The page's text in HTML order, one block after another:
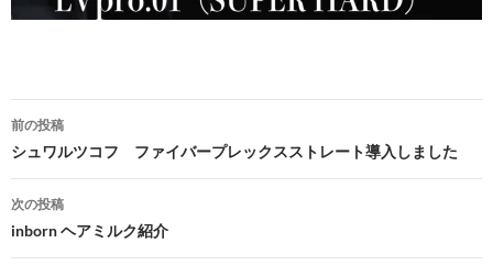
投
稿
ナ
ビ
前の投稿
シュワルツコフ ファイバープレックスストレート導入しました
次の投稿
inborn ヘアミルク紹介